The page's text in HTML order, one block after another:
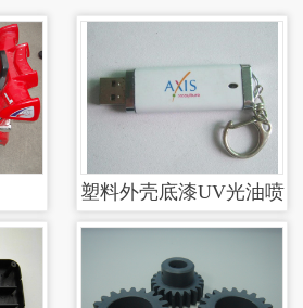
塑料外壳底漆UV光油喷
涂加工